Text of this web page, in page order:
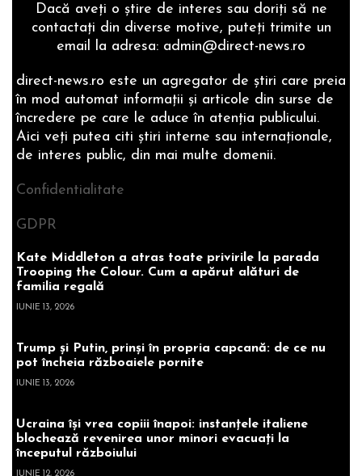
Dacă aveţi o ştire de interes sau doriţi să ne
contactaţi din diverse motive, puteţi trimite un
email la adresa: admin@direct-news.ro
direct-news.ro este un agregator de ştiri care preia
în mod automat informaţii şi articole din surse de
încredere pe care le aduce în atenţia publicului.
Aici veţi putea citi ştiri interne sau internaţionale,
de interes public, din mai multe domenii.
Confidentialitate
GDPR
Kate Middleton a atras toate privirile la parada
Trooping the Colour. Cum a apărut alături de
familia regală
IUNIE 13, 2026
Trump și Putin, prinși în propria capcană: de ce nu
pot încheia războaiele pornite
IUNIE 13, 2026
Ucraina își vrea copiii înapoi: instanțele italiene
blochează revenirea unor minori evacuați la
începutul războiului
IUNIE 12, 2026